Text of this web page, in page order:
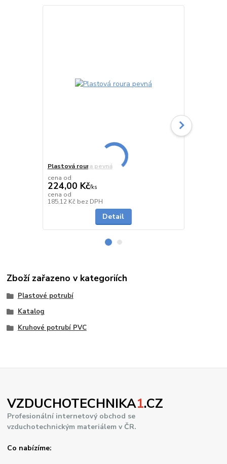
Plastová roura pevná
cena od
224,00 Kč/ks
cena od
185,12 Kč bez DPH
Detail
Zboží zařazeno v kategoriích
Plastové potrubí
Katalog
Kruhové potrubí PVC
VZDUCHOTECHNIKA1.CZ
Profesionální internetový obchod se
vzduchotechnickým materiálem v ČR.
Co nabízíme: